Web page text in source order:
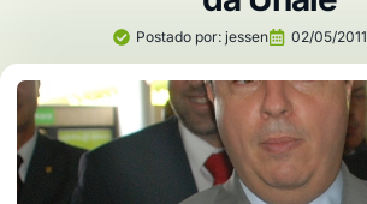
Postado por: jessen 02/05/2011